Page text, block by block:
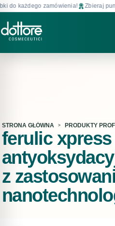
do każdego zamówienia! Zbieraj
STRONA GŁÓWNA PRODUKTY
ferulic xpress
z